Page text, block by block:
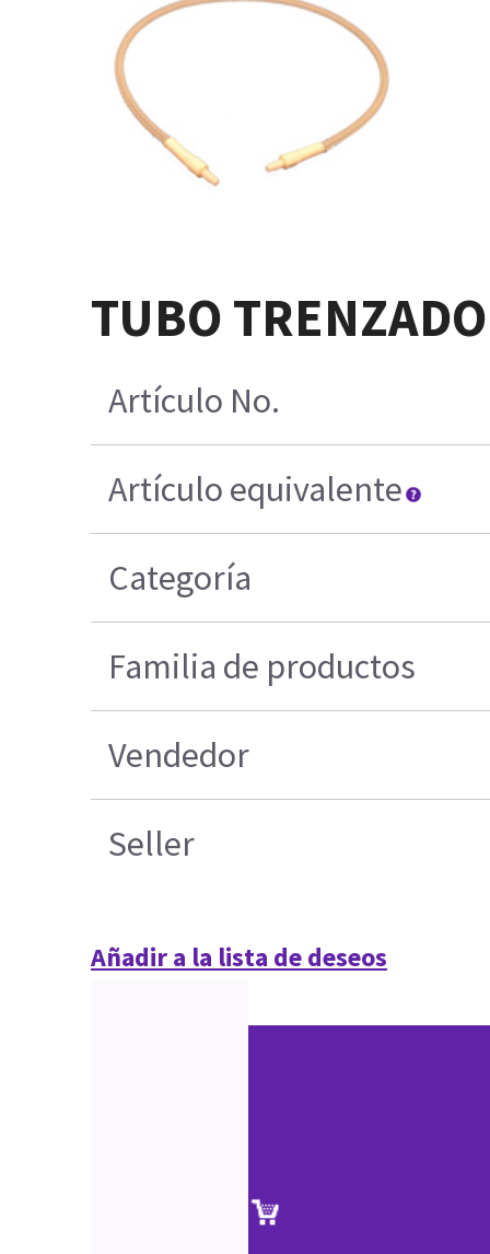
TUBO
Artículo No.
Artículo equivalente
Categoría
Familia de productos
Vendedor
Seller
Añadir a la lista de deseos